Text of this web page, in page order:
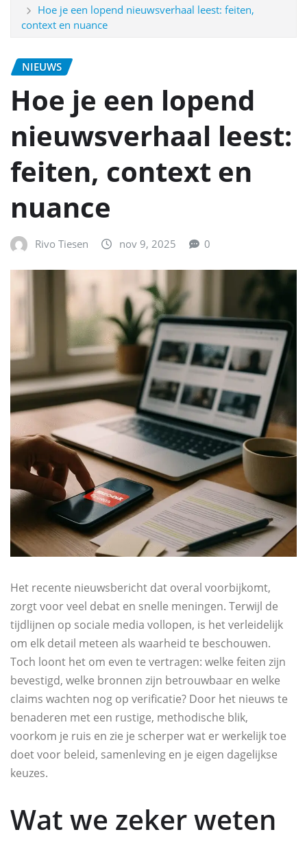
Hoe je een lopend nieuwsverhaal leest: feiten,
context en nuance
NIEUWS
Hoe je een lopend
nieuwsverhaal leest:
feiten, context en
nuance
Rivo Tiesen nov 9, 2025 0
Het recente nieuwsbericht dat overal voorbijkomt,
zorgt voor veel debat en snelle meningen. Terwijl de
tijdlijnen op sociale media vollopen, is het verleidelijk
om elk detail meteen als waarheid te beschouwen.
Toch loont het om even te vertragen: welke feiten zijn
bevestigd, welke bronnen zijn betrouwbaar en welke
claims wachten nog op verificatie? Door het nieuws te
benaderen met een rustige, methodische blik,
voorkom je ruis en zie je scherper wat er werkelijk toe
doet voor beleid, samenleving en je eigen dagelijkse
keuzes.
Wat we zeker weten